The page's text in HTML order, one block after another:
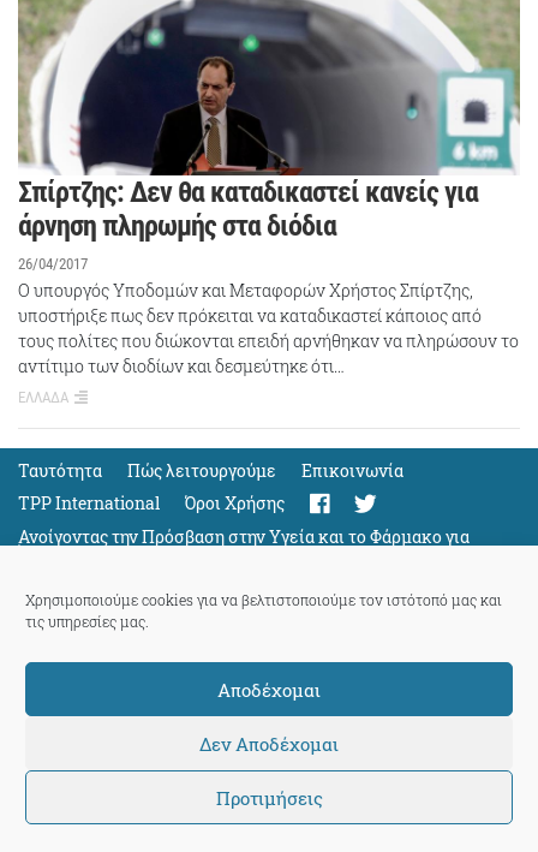
Χρησιμοποιούμε cookies για να βελτιστοποιούμε τον ιστότοπό μας και
τις υπηρεσίες μας.
Αποδέχομαι
Δεν Αποδέχομαι
Προτιμήσεις
Σπίρτζης: Δεν θα καταδικαστεί κανείς για
άρνηση πληρωμής στα διόδια
26/04/2017
Ο υπουργός Υποδομών και Μεταφορών Χρήστος Σπίρτζης,
υποστήριξε πως δεν πρόκειται να καταδικαστεί κάποιος από
τους πολίτες που διώκονται επειδή αρνήθηκαν να πληρώσουν το
αντίτιμο των διοδίων και δεσμεύτηκε ότι…
ΕΛΛΑΔΑ
Ταυτότητα Πώς λειτουργούμε
Eπικοινωνία
TPP International
Όροι Χρήσης
Ανοίγοντας την Πρόσβαση στην Υγεία και το Φάρμακο για
Όλους
Support
ThePressProject
powered by our community members
© 2026 ThePressProject | Created by BitsnBytes & re-manufactured
bySociality